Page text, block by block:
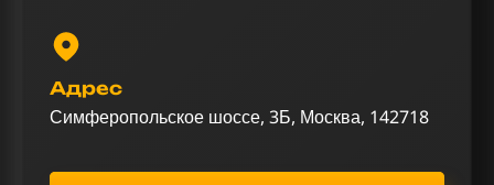
Адрес
Симферопольское шоссе, 3Б, Москва, 142718